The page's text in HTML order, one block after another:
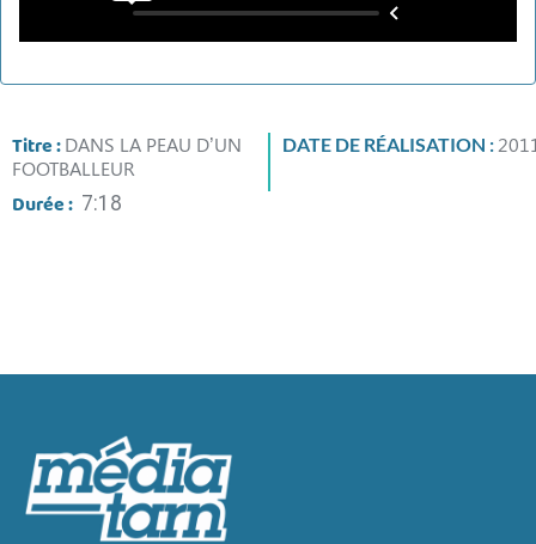
Titre :DANS LA PEAU D’UN
FOOTBALLEUR
DATE DE RÉALISATION :
Durée : 7:18